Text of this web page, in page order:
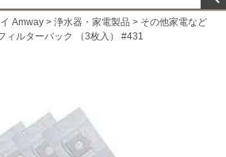
Amway 浄水器・家電製品
その他家電など
ルターバック （3枚入） #431